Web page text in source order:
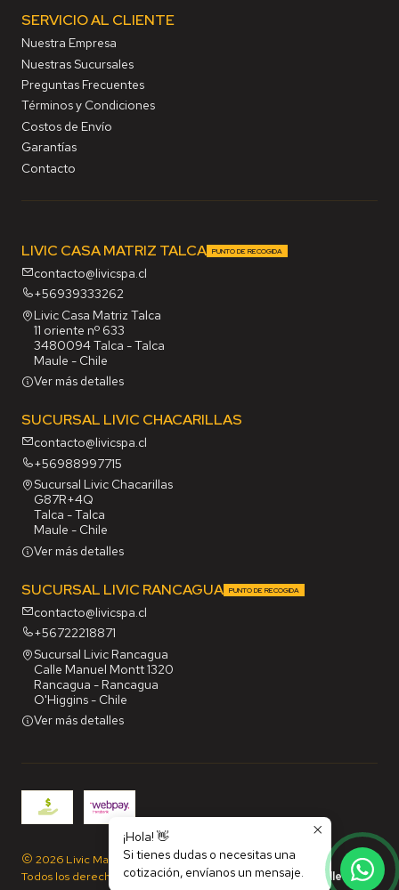
SERVICIO AL CLIENTE
Nuestra Empresa
Nuestras Sucursales
Preguntas Frecuentes
Términos y Condiciones
Costos de Envío
Garantías
Contacto
LIVIC CASA MATRIZ TALCA PUNTO DE RECOGIDA
contacto@livicspa.cl
+56939333262
Livic Casa Matriz Talca
11 oriente nº 633
3480094 Talca - Talca
Maule - Chile
Ver más detalles
SUCURSAL LIVIC CHACARILLAS
contacto@livicspa.cl
+56988997715
Sucursal Livic Chacarillas
G87R+4Q
Talca - Talca
Maule - Chile
Ver más detalles
SUCURSAL LIVIC RANCAGUA PUNTO DE RECOGIDA
contacto@livicspa.cl
+56722218871
Sucursal Livic Rancagua
Calle Manuel Montt 1320
Rancagua - Rancagua
O'Higgins - Chile
Ver más detalles
2026 Livic Maq SpA.
Todos los derechos reservados.Desarrollado por Jumpseller
¡Hola! 👋
Si tienes dudas o necesitas una
cotización, envíanos un mensaje.